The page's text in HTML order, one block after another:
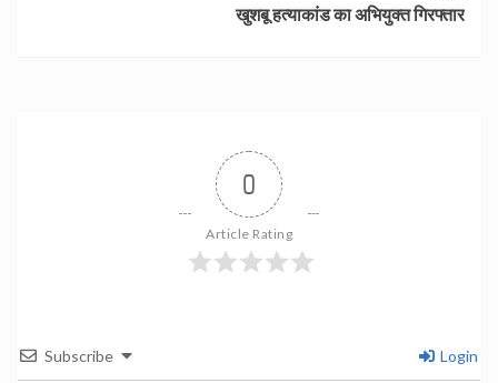
खुशबू हत्याकांड का अभियुक्त गिरफ्तार
0
Article Rating
Subscribe Login